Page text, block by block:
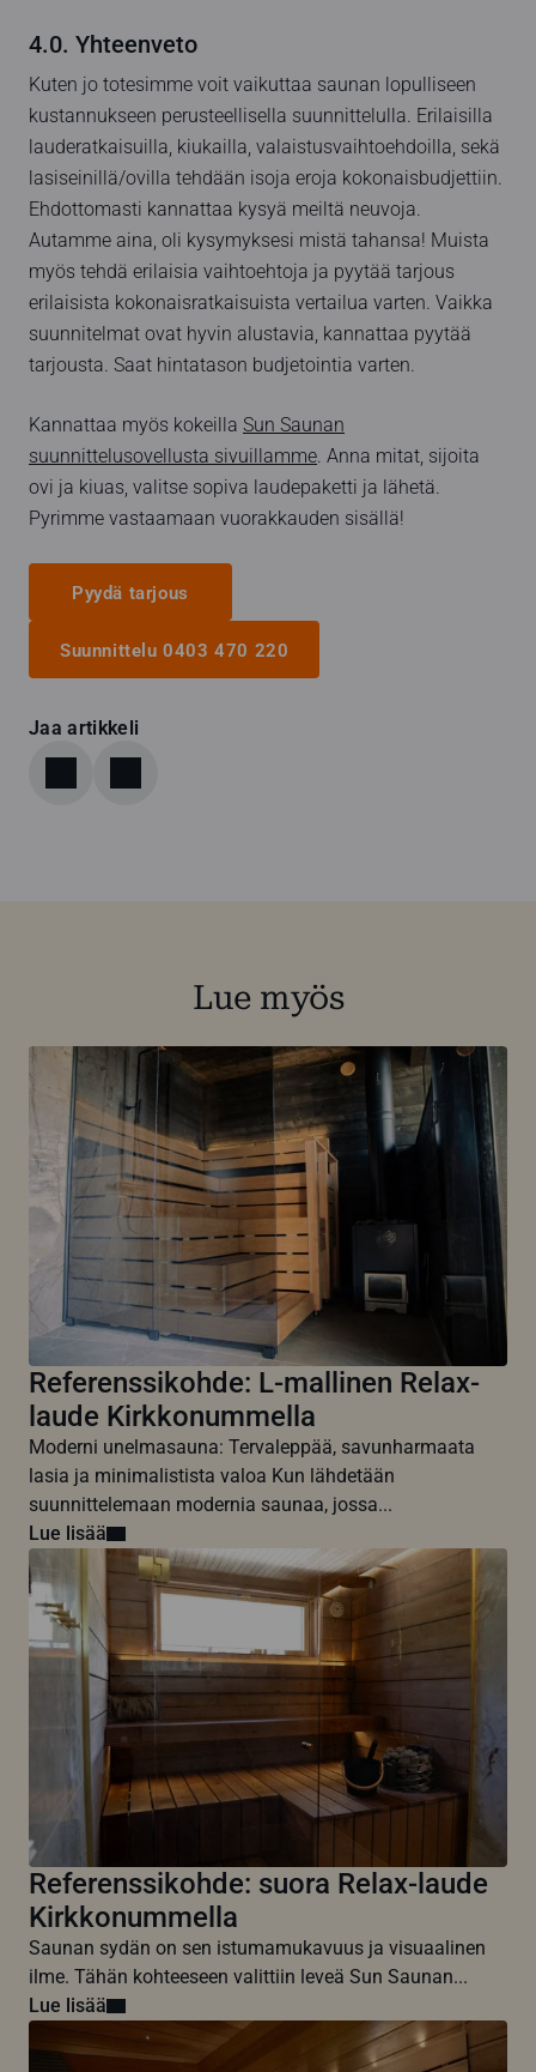
4.0. Yhteenveto
Kuten jo totesimme voit vaikuttaa saunan lopulliseen
kustannukseen perusteellisella suunnittelulla. Erilaisilla
lauderatkaisuilla, kiukailla, valaistusvaihtoehdoilla, sekä
lasiseinillä/ovilla tehdään isoja eroja kokonaisbudjettiin.
Ehdottomasti kannattaa kysyä meiltä neuvoja.
Autamme aina, oli kysymyksesi mistä tahansa! Muista
myös tehdä erilaisia vaihtoehtoja ja pyytää tarjous
erilaisista kokonaisratkaisuista vertailua varten. Vaikka
suunnitelmat ovat hyvin alustavia, kannattaa pyytää
tarjousta. Saat hintatason budjetointia varten.
Kannattaa myös kokeilla Sun Saunan
suunnittelusovellusta sivuillamme. Anna mitat, sijoita
ovi ja kiuas, valitse sopiva laudepaketti ja lähetä.
Pyrimme vastaamaan vuorakkauden sisällä!
Pyydä tarjous
Suunnittelu 0403 470 220
Jaa artikkeli
Lue myös
Referenssikohde: L-mallinen Relax-
laude Kirkkonummella
Moderni unelmasauna: Tervaleppää, savunharmaata
lasia ja minimalistista valoa Kun lähdetään
suunnittelemaan modernia saunaa, jossa...
Lue lisää
Referenssikohde: suora Relax-laude
Kirkkonummella
Saunan sydän on sen istumamukavuus ja visuaalinen
ilme. Tähän kohteeseen valittiin leveä Sun Saunan...
Lue lisää